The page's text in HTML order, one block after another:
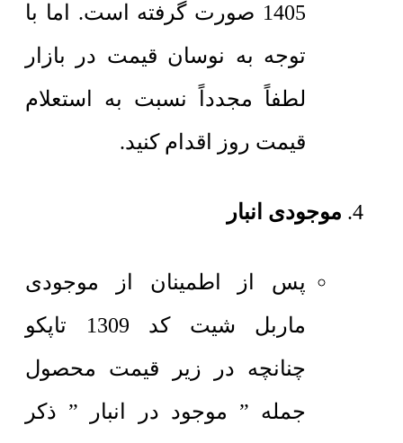
1405 صورت گرفته است. اما با
توجه به نوسان قیمت در بازار
لطفاً مجدداً نسبت به استعلام
قیمت روز اقدام کنید.
موجودی انبار
پس از اطمینان از موجودی
ماربل شیت کد 1309 تاپکو
چنانچه در زیر قیمت محصول
جمله ” موجود در انبار ” ذکر